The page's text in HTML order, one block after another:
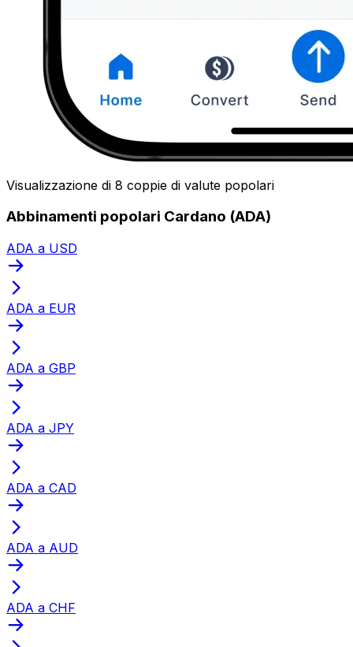
Visualizzazione di 8 coppie di valute popolari
Abbinamenti popolari Cardano (ADA)
ADA a USD
ADA a EUR
ADA a GBP
ADA a JPY
ADA a CAD
ADA a AUD
ADA a CHF